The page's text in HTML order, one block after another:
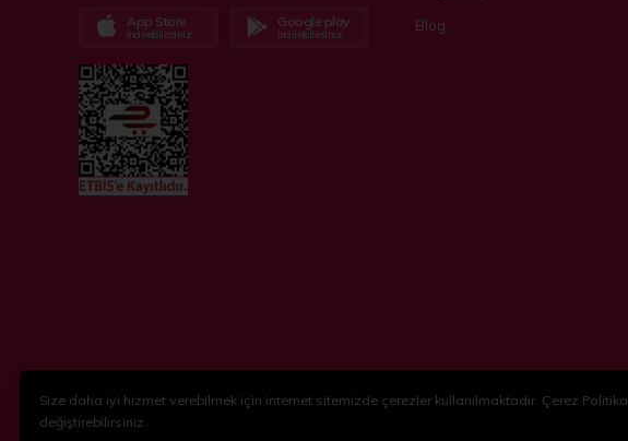
App Store
İndirebilirsiniz
Google play
İndirebilirsiniz
Blog
© 2018-2024
Size daha iyi hizmet verebilmek için internet sitemizde çerezler kullanılmaktadır. Çerez
değiştirebilirsiniz.